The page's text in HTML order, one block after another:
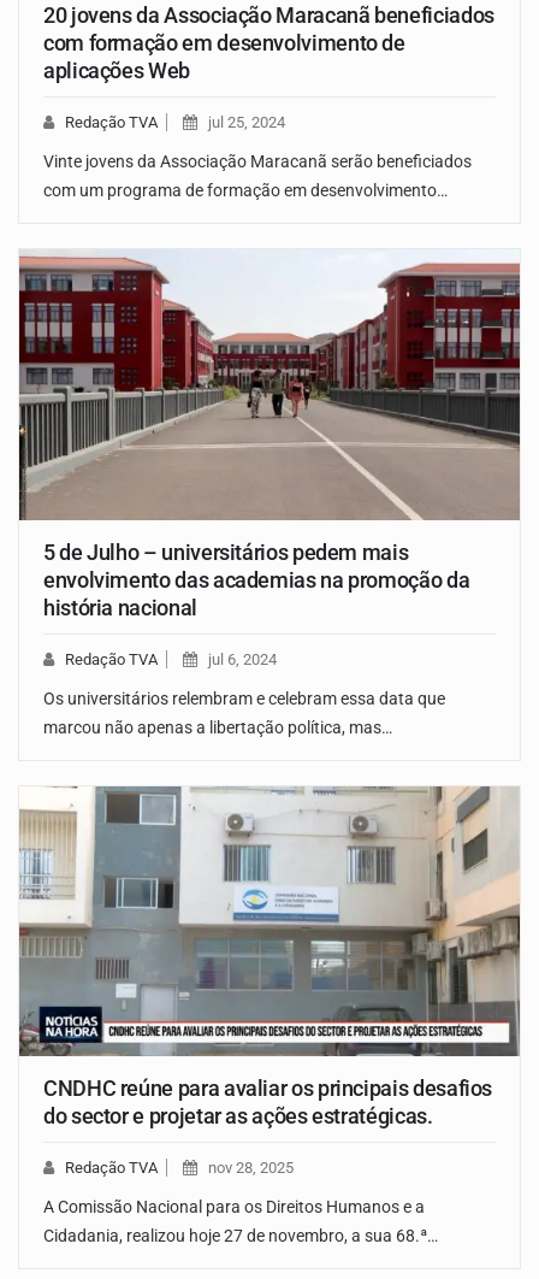
20 jovens da Associação Maracanã beneficiados
com formação em desenvolvimento de
aplicações Web
Redação TVA jul 25, 2024
Vinte jovens da Associação Maracanã serão beneficiados
com um programa de formação em desenvolvimento…
5 de Julho – universitários pedem mais
envolvimento das academias na promoção da
história nacional
Redação TVA jul 6, 2024
Os universitários relembram e celebram essa data que
marcou não apenas a libertação política, mas…
CNDHC reúne para avaliar os principais desafios
do sector e projetar as ações estratégicas.
Redação TVA nov 28, 2025
A Comissão Nacional para os Direitos Humanos e a
Cidadania, realizou hoje 27 de novembro, a sua 68.ª…